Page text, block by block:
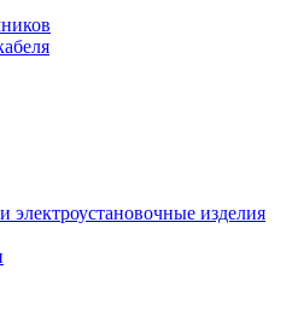
электроустановочные изделия